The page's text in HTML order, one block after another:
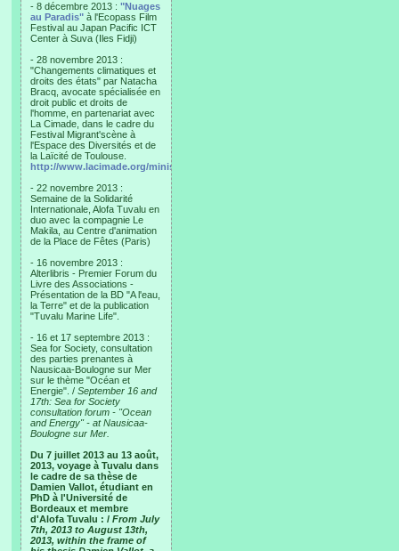
- 8 décembre 2013 : "Nuages
au Paradis" à l'Ecopass Film
Festival au Japan Pacific ICT
Center à Suva (Iles Fidji)
- 28 novembre 2013 :
"Changements climatiques et
droits des états" par Natacha
Bracq, avocate spécialisée en
droit public et droits de
l'homme, en partenariat avec
La Cimade, dans le cadre du
Festival Migrant'scène à
l'Espace des Diversités et de
la Laïcité de Toulouse.
http://www.lacimade.org/minisites/migrantscene
- 22 novembre 2013 :
Semaine de la Solidarité
Internationale, Alofa Tuvalu en
duo avec la compagnie Le
Makila, au Centre d'animation
de la Place de Fêtes (Paris)
- 16 novembre 2013 :
Alterlibris - Premier Forum du
Livre des Associations -
Présentation de la BD "A l'eau,
la Terre" et de la publication
"Tuvalu Marine Life".
- 16 et 17 septembre 2013 :
Sea for Society, consultation
des parties prenantes à
Nausicaa-Boulogne sur Mer
sur le thème "Océan et
Energie". / September 16 and
17th: Sea for Society
consultation forum - "Ocean
and Energy" - at Nausicaa-
Boulogne sur Mer.
Du 7 juillet 2013 au 13 août,
2013, voyage à Tuvalu dans
le cadre de sa thèse de
Damien Vallot, étudiant en
PhD à l'Université de
Bordeaux et membre
d'Alofa Tuvalu : / From July
7th, 2013 to August 13th,
2013, within the frame of